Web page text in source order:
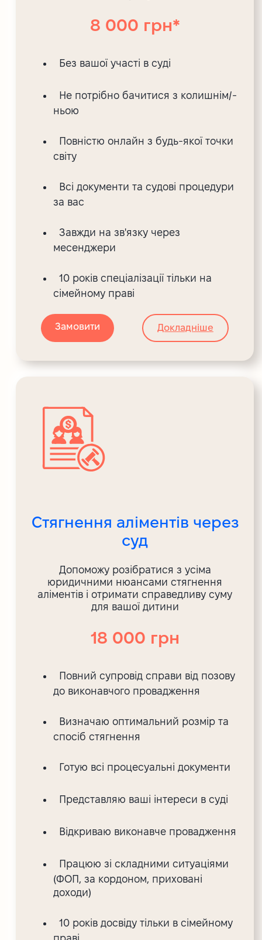
8 000 грн*
Без вашої участі в суді
Не потрібно бачитися з колишнім/-
ньою
Повністю онлайн з будь-якої точки
світу
Всі документи та судові процедури
за вас
Завжди на зв'язку через
месенджери
10 років спеціалізації тільки на
сімейному праві
Замовити Докладніше
Стягнення аліментів через
суд
Допоможу розібратися з усіма
юридичними нюансами стягнення
аліментів і отримати справедливу суму
для вашої дитини
18 000 грн
Повний супровід справи від позову
до виконавчого провадження
Визначаю оптимальний розмір та
спосіб стягнення
Готую всі процесуальні документи
Представляю ваші інтереси в суді
Відкриваю виконавче провадження
Працюю зі складними ситуаціями
(ФОП, за кордоном, приховані
доходи)
10 років досвіду тільки в сімейному